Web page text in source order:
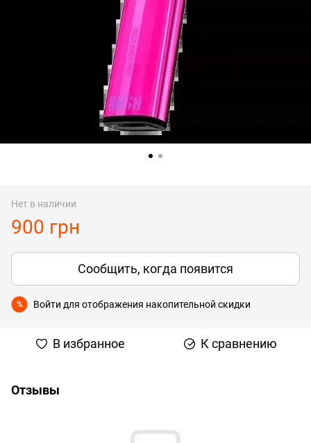
Нет в наличии
900 грн
Сообщить, когда появится
% Войти для отображения накопительной скидки
В избранное К сравнению
Отзывы